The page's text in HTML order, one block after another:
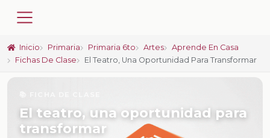
Inicio Primaria Primaria 6to Artes
Aprende En Casa
Fichas De Clase
El Teatro, Una Oportunidad Para Transformar
El teatro, una oportunidad para
transformar